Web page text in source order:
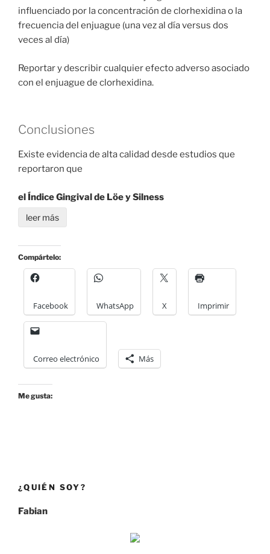
influenciado por la concentración de clorhexidina o la
frecuencia del enjuague (una vez al día versus dos
veces al día)
Reportar y describir cualquier efecto adverso asociado
con el enjuague de clorhexidina.
Conclusiones
Existe evidencia de alta calidad desde estudios que
reportaron que
el Índice Gingival de Löe y Silness
leer más
Compártelo:
Facebook WhatsApp X Imprimir
Correo electrónico Más
Me gusta:
¿QUIÉN SOY?
Fabian